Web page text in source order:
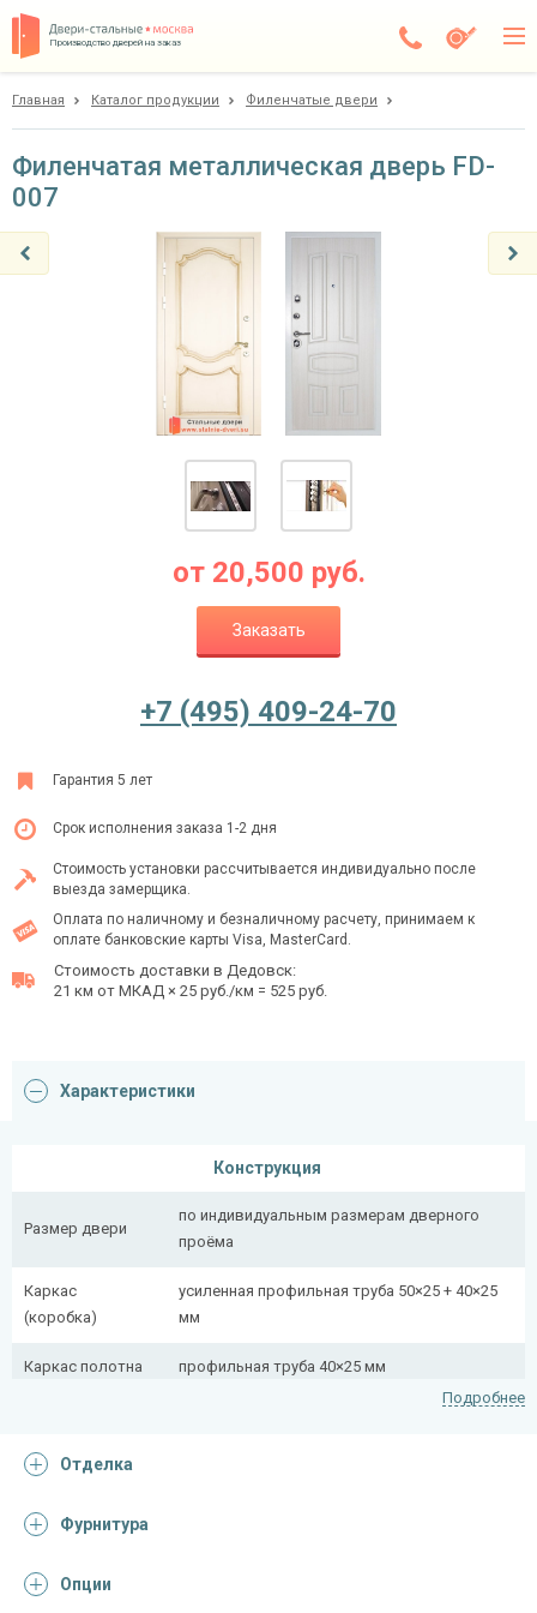
Производство дверей на заказ
Доставка
Покупателям
Ежедневно с 08:00 до 24:00
+7 (495) 409-24-70
Главная Каталог продукции Филенчатые двери
Филенчатая металлическая дверь FD-
007
от 20,500 руб.
Заказать
+7 (495) 409-24-70
Гарантия 5 лет
Срок исполнения заказа 1-2 дня
Стоимость установки рассчитывается индивидуально после
выезда замерщика.
Оплата по наличному и безналичному расчету, принимаем к
оплате банковские карты Visa, MasterCard.
Стоимость доставки в Дедовск:
21 км от МКАД × 25 руб./км = 525 руб.
Характеристики
Конструкция
Размер двери
по индивидуальным размерам дверного
проёма
Каркас
(коробка)
усиленная профильная труба 50×25 + 40×25
мм
Каркас полотна профильная труба 40×25 мм
Притворная
Ребра жесткости
Подробнее
Отделка
Фурнитура
Опции